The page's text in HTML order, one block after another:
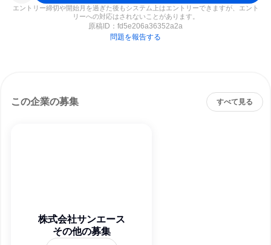
エントリー締切や開始月を過ぎた後もシステム上はエントリーできますが、エント
リーへの対応はされないことがあります。
原稿ID： fd5e206a36352a2a
問題を報告する
この企業の募集 すべて見る
株式会社サンエース
その他の募集